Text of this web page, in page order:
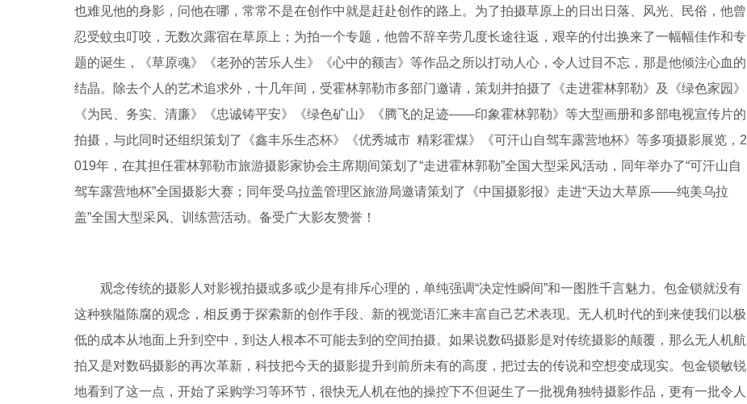
也难见他的身影，问他在哪，常常不是在创作中就是赶赴创作的路上。为了拍摄草原上的日出日落、风光、民俗，他曾
忍受蚊虫叮咬，无数次露宿在草原上；为拍一个专题，他曾不辞辛劳几度长途往返，艰辛的付出换来了一幅幅佳作和专
题的诞生，《草原魂》《老孙的苦乐人生》《心中的额吉》等作品之所以打动人心，令人过目不忘，那是他倾注心血的
结晶。除去个人的艺术追求外，十几年间，受霍林郭勒市多部门邀请，策划并拍摄了《走进霍林郭勒》及《绿色家园》
《为民、务实、清廉》《忠诚铸平安》《绿色矿山》《腾飞的足迹——印象霍林郭勒》等大型画册和多部电视宣传片的
拍摄，与此同时还组织策划了《鑫丰乐生态杯》《优秀城市 精彩霍煤》《可汗山自驾车露营地杯》等多项摄影展览，2
019年，在其担任霍林郭勒市旅游摄影家协会主席期间策划了“走进霍林郭勒”全国大型采风活动，同年举办了“可汗山自
驾车露营地杯”全国摄影大赛；同年受乌拉盖管理区旅游局邀请策划了《中国摄影报》走进“天边大草原——纯美乌拉
盖”全国大型采风、训练营活动。备受广大影友赞誉！
观念传统的摄影人对影视拍摄或多或少是有排斥心理的，单纯强调“决定性瞬间”和一图胜千言魅力。包金锁就没有
这种狭隘陈腐的观念，相反勇于探索新的创作手段、新的视觉语汇来丰富自己艺术表现。无人机时代的到来使我们以极
低的成本从地面上升到空中，到达人根本不可能去到的空间拍摄。如果说数码摄影是对传统摄影的颠覆，那么无人机航
拍又是对数码摄影的再次革新，科技把今天的摄影提升到前所未有的高度，把过去的传说和空想变成现实。包金锁敏锐
地看到了这一点，开始了采购学习等环节，很快无人机在他的操控下不但诞生了一批视角独特摄影作品，更有一批令人